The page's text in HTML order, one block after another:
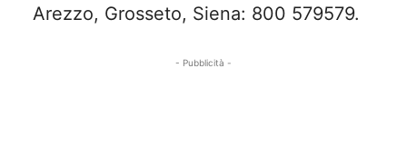
Arezzo, Grosseto, Siena: 800 579579.
- Pubblicità -